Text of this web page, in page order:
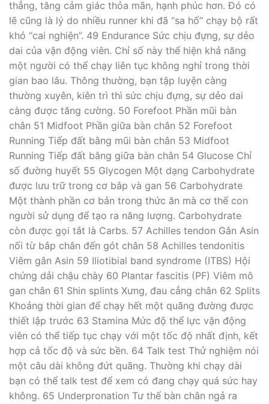
thẳng, tăng cảm giác thỏa mãn, hạnh phúc hơn. Đó có
lẽ cũng là lý do nhiều runner khi đã “sa hố” chạy bộ rất
khó “cai nghiện”. 49 Endurance Sức chịu đựng, sự dẻo
dai của vận động viên. Chỉ số này thể hiện khả năng
một người có thể chạy liên tục không nghỉ trong thời
gian bao lâu. Thông thường, bạn tập luyện càng
thường xuyên, kiên trì thì sức chịu đựng, sự dẻo dai
càng được tăng cường. 50 Forefoot Phần mũi bàn
chân 51 Midfoot Phần giữa bàn chân 52 Forefoot
Running Tiếp đất bằng mũi bàn chân 53 Midfoot
Running Tiếp đất bằng giữa bàn chân 54 Glucose Chỉ
số đường huyết 55 Glycogen Một dạng Carbohydrate
được lưu trữ trong cơ bắp và gan 56 Carbohydrate
Một thành phần cơ bản trong thức ăn mà cơ thể con
người sử dụng để tạo ra năng lượng. Carbohydrate
còn được gọi tắt là Carbs. 57 Achilles tendon Gân Asin
nối từ bắp chân đến gót chân 58 Achilles tendonitis
Viêm gân Asin 59 Iliotibial band syndrome (ITBS) Hội
chứng dải chậu chày 60 Plantar fascitis (PF) Viêm mô
gan chân 61 Shin splints Xưng, đau cẳng chân 62 Splits
Khoảng thời gian để chạy hết một quãng đường được
thiết lập trước 63 Stamina Mức độ thể lực vận động
viên có thể tiếp tục chạy với một tốc độ nhất định, kết
hợp cả tốc độ và sức bền. 64 Talk test Thử nghiệm nói
một câu dài không đứt quãng. Thường khi chạy dài
bạn có thể talk test để xem có đang chạy quá sức hay
không. 65 Underpronation Tư thế bàn chân ngả ra